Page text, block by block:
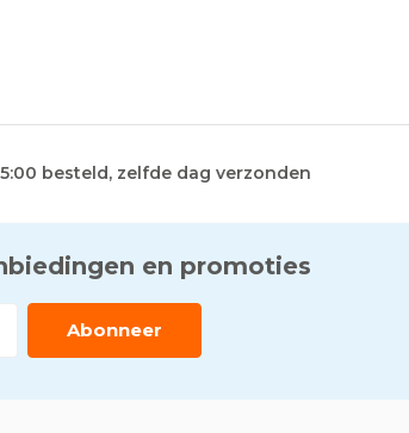
besteld, zelfde dag verzonden
en promoties
Abonneer